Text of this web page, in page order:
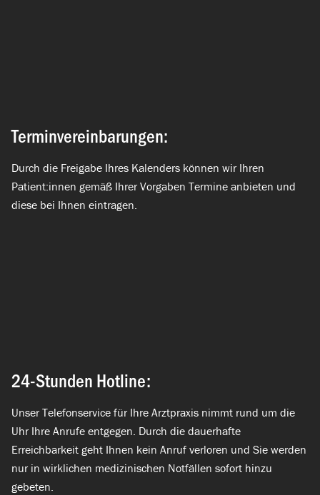
Terminvereinbarungen:
Durch die Freigabe Ihres Kalenders können wir Ihren
Patient:innen gemäß Ihrer Vorgaben Termine anbieten und
diese bei Ihnen eintragen.
24-Stunden Hotline:
Unser Telefonservice für Ihre Arztpraxis nimmt rund um die
Uhr Ihre Anrufe entgegen. Durch die dauerhafte
Erreichbarkeit geht Ihnen kein Anruf verloren und Sie werden
nur in wirklichen medizinischen Notfällen sofort hinzu
gebeten.